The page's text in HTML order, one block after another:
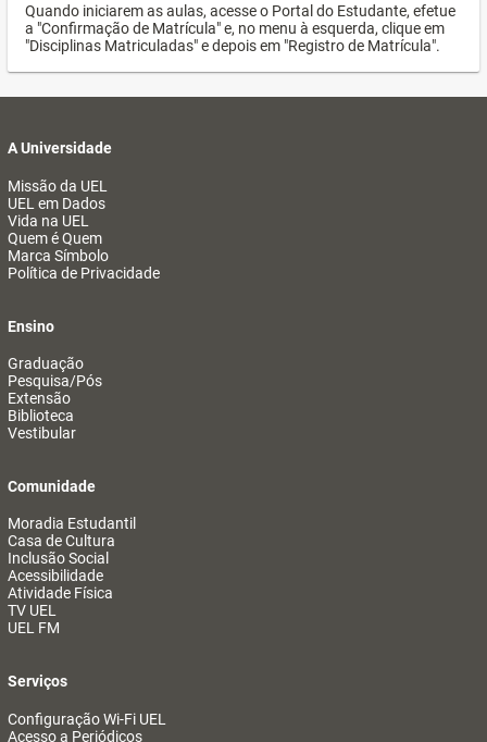
Quando iniciarem as aulas, acesse o Portal do Estudante, efetue
a "Confirmação de Matrícula" e, no menu à esquerda, clique em
"Disciplinas Matriculadas" e depois em "Registro de Matrícula".
A Universidade
Missão da UEL
UEL em Dados
Vida na UEL
Quem é Quem
Marca Símbolo
Política de Privacidade
Ensino
Graduação
Pesquisa/Pós
Extensão
Biblioteca
Vestibular
Comunidade
Moradia Estudantil
Casa de Cultura
Inclusão Social
Acessibilidade
Atividade Física
TV UEL
UEL FM
Serviços
Configuração Wi-Fi UEL
Acesso a Periódicos